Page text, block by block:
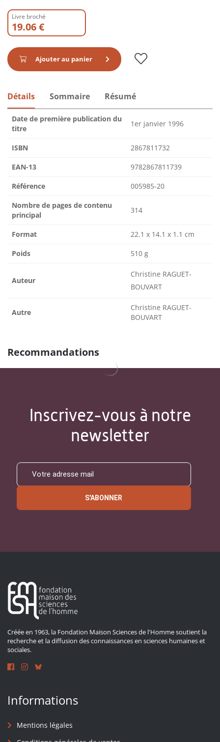
Livre broché
19.06 €
Ajouter au panier
Détails Sommaire Résumé
Date de première publication du
titre
1er janvier 1996
ISBN 2867811732
EAN-13 9782867811739
Référence 005985-20
Nombre de pages de contenu
principal
314
Format 22.1 x 14.1 x 1.1 cm
Poids 510 g
Auteur
Christine RAGUET-
BOUVART
Autre
Christine RAGUET-
BOUVART
Recommandations
Inscrivez-vous à notre
newsletter
S'ABONNER
Créée en 1963, la Fondation Maison Sciences de l'Homme soutient la
recherche et la diffusion des connaissances en sciences humaines et
sociales.
Informations
Mentions légales